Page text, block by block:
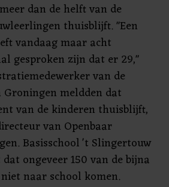
dan de helft van de
thuisblijft. "Een
vandaag maar acht
gesproken zijn dat er 29,"
van de
Groningen meldden dat
van de kinderen thuisblijft,
van Openbaar
Basisschool 't Slingertouw
ongeveer 150 van de bijna
naar school komen.